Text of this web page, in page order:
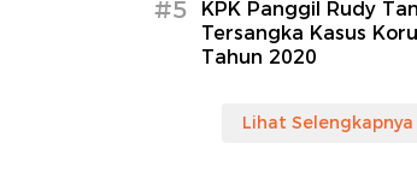
#5
KPK Panggil Rudy
Tersangka Kasus
Tahun 2020
Lihat Selengkapnya